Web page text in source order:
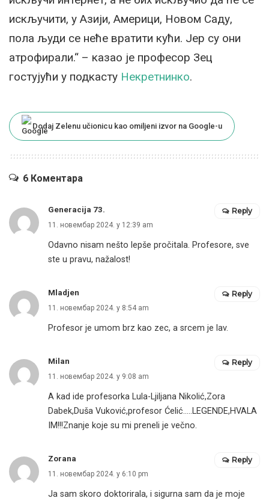
искључити, у Азији, Америци, Новом Саду,
пола људи се неће вратити кући. Јер су они
атрофирали.“ – казао је професор Зец
гостујући у подкасту Некретнинко.
Dodaj Zelenu učionicu kao omiljeni izvor na Google-u
6 Коментара
Generacija 73.
11. новембар 2024. у 12:39 am
Odavno nisam nešto lepše pročitala. Profesore, sve
ste u pravu, nažalost!
Reply
Mladjen
11. новембар 2024. у 8:54 am
Profesor je umom brz kao zec, a srcem je lav.
Reply
Milan
11. новембар 2024. у 9:08 am
A kad ide profesorka Lula-Ljiljana Nikolić,Zora
Dabek,Duša Vuković,profesor Ćelić…..LEGENDE,HVALA
IM!!!Znanje koje su mi preneli je večno.
Reply
Zorana
11. новембар 2024. у 6:10 pm
Ja sam skoro doktorirala, i sigurna sam da je moje
Reply